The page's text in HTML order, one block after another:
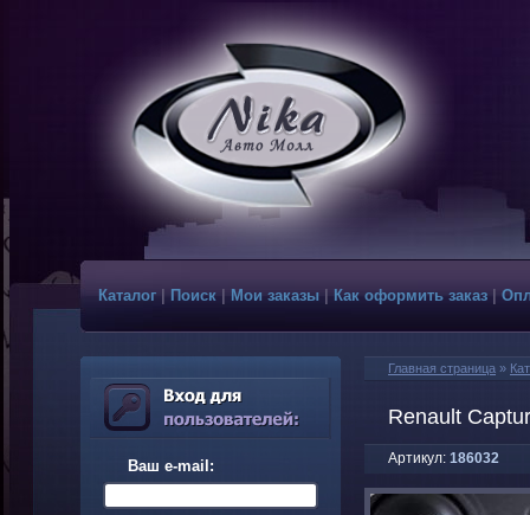
Каталог Поиск|Мои заказы|Как оформить заказ
Ваш e-mail:
Главная страница »
Renault
Артикул: 186032